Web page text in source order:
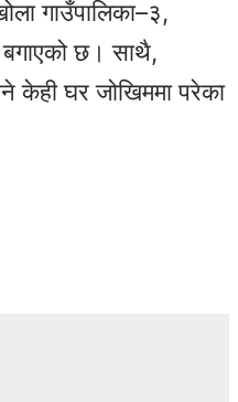
गाउँपालिका–३,
बगाएको छ। साथै,
घर जोखिममा परेका